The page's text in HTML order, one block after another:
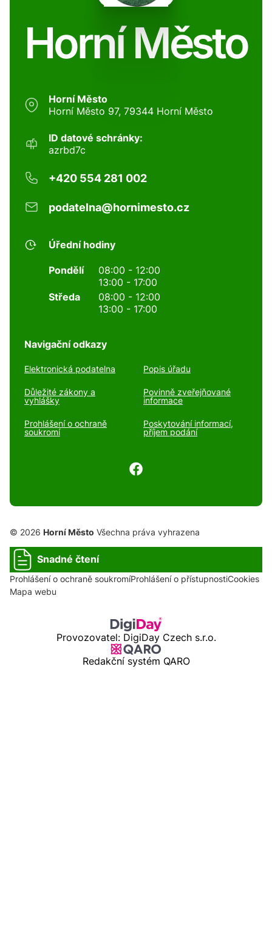
Horní Město
Horní Město
Horní Město 97, 79344 Horní Město
ID datové schránky:
azrbd7c
+420 554 281 002
podatelna@hornimesto.cz
Úřední hodiny
Pondělí
08:00 - 12:00
13:00 - 17:00
Středa
08:00 - 12:00
13:00 - 17:00
Navigační odkazy
Elektronická podatelna Popis úřadu
Důležité zákony a
vyhlášky
Povinně zveřejňované
informace
Prohlášení o ochraně
soukromí
Poskytování informací,
příjem podání
© 2026 Horní Město Všechna práva vyhrazena
Snadné čtení
Prohlášení o ochraně soukromíProhlášení o přístupnostiCookies
Mapa webu
Provozovatel: DigiDay Czech s.r.o.
Redakční systém QARO